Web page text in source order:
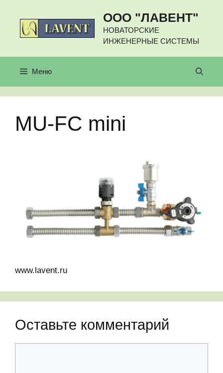
содержимому
ООО "ЛАВЕНТ"
НОВАТОРСКИЕ
ИНЖЕНЕРНЫЕ СИСТЕМЫ
Меню
MU-FC mini
www.lavent.ru
Оставьте комментарий